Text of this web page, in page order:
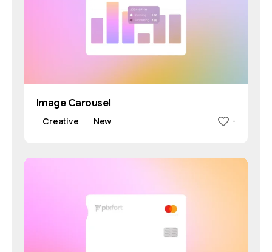
Image Carousel
Creative New -